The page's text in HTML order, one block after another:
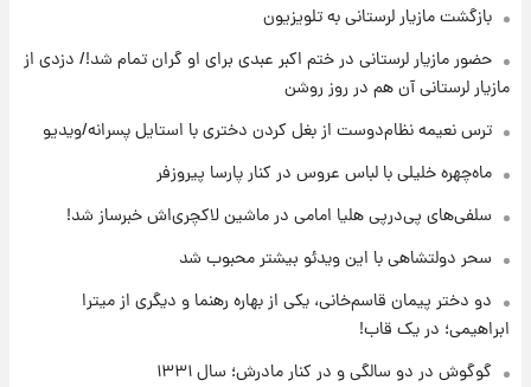
قیمت محصولات ایران‌خودرو و سایپا امروز شنبه
۱۷ مرداد ۱۴۰۵
یک پیش ‌بینی مهم برای قیمت دلار، طلا و سکه
بازگشت مازیار لرستانی به تلویزیون
حضور مازیار لرستانی در ختم اکبر عبدی برای او گران تمام شد!/ دزدی از
مازیار لرستانی آن هم در روز روشن
ترس نعیمه نظام‌دوست از بغل کردن دختری با استایل پسرانه/ویدیو
ماه‌چهره خلیلی با لباس عروس در کنار پارسا پیروزفر
سلفی‌های پی‌درپی هلیا امامی در ماشین لاکچری‌اش خبرساز شد!
سحر دولتشاهی با این ویدئو بیشتر محبوب شد
دو دختر پیمان قاسم‌خانی، یکی از بهاره رهنما و دیگری از میترا
ابراهیمی؛ در یک قاب!
گوگوش در دو سالگی و در کنار مادرش؛ سال ۱۳۳۱